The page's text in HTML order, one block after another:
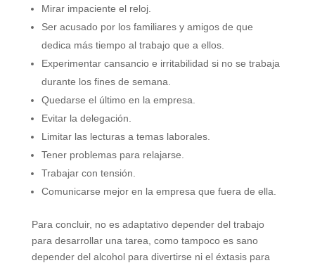
Mirar impaciente el reloj.
Ser acusado por los familiares y amigos de que
dedica más tiempo al trabajo que a ellos.
Experimentar cansancio e irritabilidad si no se trabaja
durante los fines de semana.
Quedarse el último en la empresa.
Evitar la delegación.
Limitar las lecturas a temas laborales.
Tener problemas para relajarse.
Trabajar con tensión.
Comunicarse mejor en la empresa que fuera de ella.
Para concluir, no es adaptativo depender del trabajo
para desarrollar una tarea, como tampoco es sano
depender del alcohol para divertirse ni el éxtasis para